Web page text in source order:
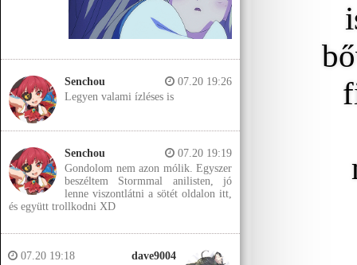
Senchou
07.20 19:26
Legyen valami ízléses is
Senchou
07.20 19:19
Gondolom nem azon mólik. Egyszer
beszéltem Stormmal anilisten, jó
lenne viszontlátni a sötét oldalon itt,
és együtt trollkodni XD
dave9004
07.20 19:18